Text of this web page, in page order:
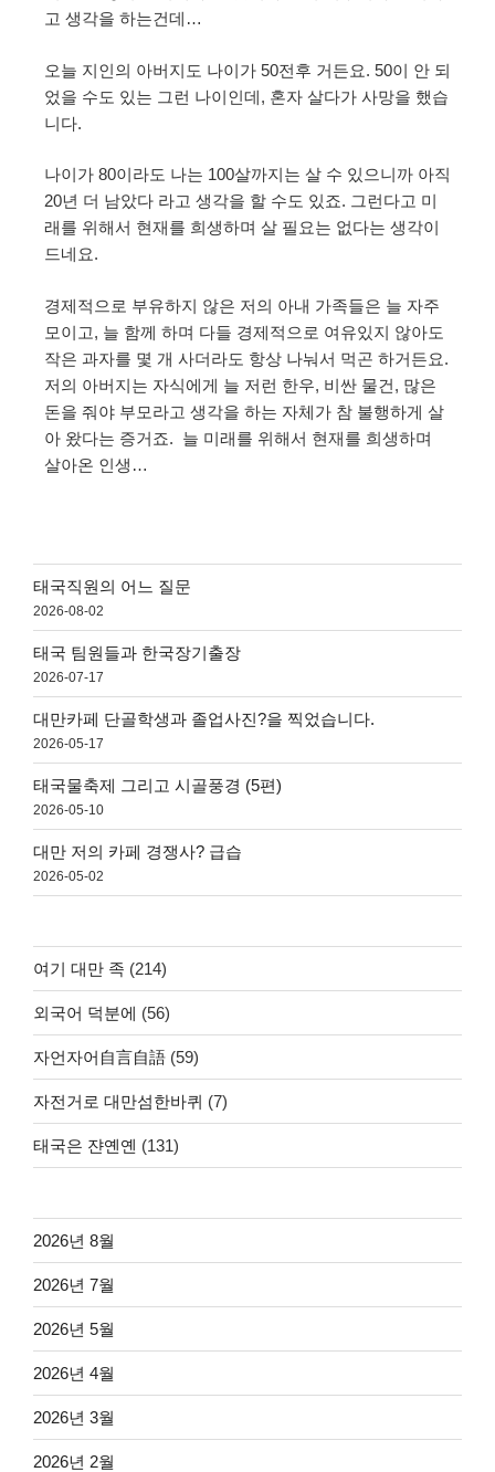
고 생각을 하는건데…
오늘 지인의 아버지도 나이가 50전후 거든요. 50이 안 되
었을 수도 있는 그런 나이인데, 혼자 살다가 사망을 했습
니다.
나이가 80이라도 나는 100살까지는 살 수 있으니까 아직
20년 더 남았다 라고 생각을 할 수도 있죠. 그런다고 미
래를 위해서 현재를 희생하며 살 필요는 없다는 생각이
드네요.
경제적으로 부유하지 않은 저의 아내 가족들은 늘 자주
모이고, 늘 함께 하며 다들 경제적으로 여유있지 않아도
작은 과자를 몇 개 사더라도 항상 나눠서 먹곤 하거든요.
저의 아버지는 자식에게 늘 저런 한우, 비싼 물건, 많은
돈을 줘야 부모라고 생각을 하는 자체가 참 불행하게 살
아 왔다는 증거죠. 늘 미래를 위해서 현재를 희생하며
살아온 인생…
태국직원의 어느 질문
2026-08-02
태국 팀원들과 한국장기출장
2026-07-17
대만카페 단골학생과 졸업사진?을 찍었습니다.
2026-05-17
태국물축제 그리고 시골풍경 (5편)
2026-05-10
대만 저의 카페 경쟁사? 급습
2026-05-02
여기 대만 족 (214)
외국어 덕분에 (56)
자언자어自言自語 (59)
자전거로 대만섬한바퀴 (7)
태국은 쟌옌옌 (131)
2026년 8월
2026년 7월
2026년 5월
2026년 4월
2026년 3월
2026년 2월